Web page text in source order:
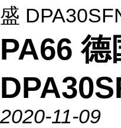
盛
PA66 德
2020-11-09